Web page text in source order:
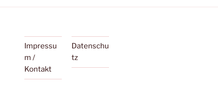
Impressu
m /
Kontakt
Datenschu
tz